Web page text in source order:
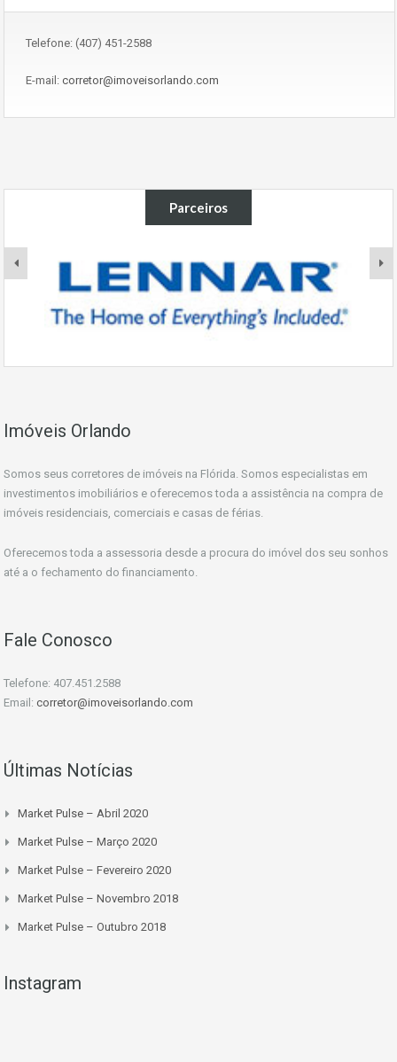
Telefone: (407) 451-2588
E-mail: corretor@imoveisorlando.com
Parceiros
Imóveis Orlando
Somos seus corretores de imóveis na Flórida. Somos especialistas em
investimentos imobiliários e oferecemos toda a assistência na compra de
imóveis residenciais, comerciais e casas de férias.
Oferecemos toda a assessoria desde a procura do imóvel dos seu sonhos
até a o fechamento do financiamento.
Fale Conosco
Telefone: 407.451.2588
Email: corretor@imoveisorlando.com
Últimas Notícias
Market Pulse – Abril 2020
Market Pulse – Março 2020
Market Pulse – Fevereiro 2020
Market Pulse – Novembro 2018
Market Pulse – Outubro 2018
Instagram